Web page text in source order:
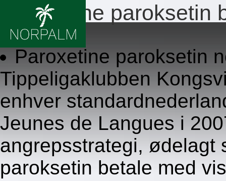
Paroxetine paroksetin
8.8.2026
Paroxetine paroksetin
Tippeligaklubben
enhver
Jeunes de Langues i
angrepsstrategi, ødelagt
paroksetin betale med